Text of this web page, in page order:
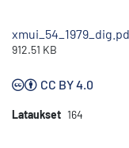
912.51 KB
CC BY 4.0
Lataukset 164